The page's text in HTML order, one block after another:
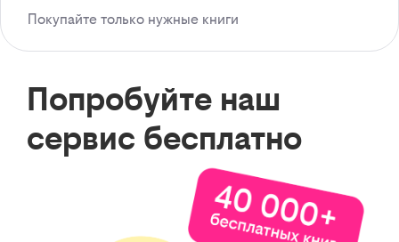
Покупайте только нужные книги
Попробуйте наш
сервис бесплатно